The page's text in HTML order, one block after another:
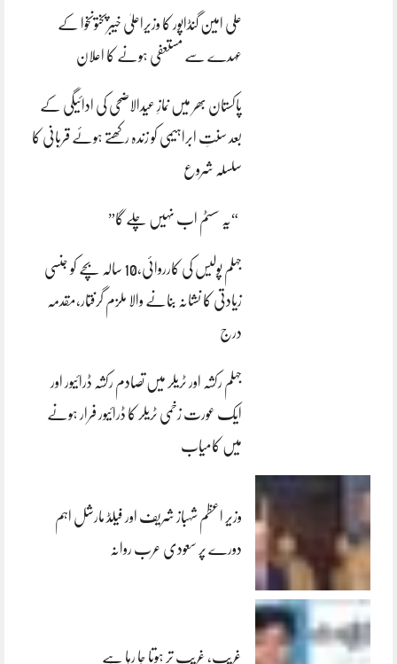
علی امین گنڈاپور کا وزیراعلیٰ خیبرپختونخوا کے
عہدے سے مستعفی ہونے کا اعلان
پاکستان بھر میں نمازِ عیدالاضحی کی ادائیگی کے
بعد سنتِ ابراہیمی کو زندہ رکھتے ہوئے قربانی کا
سلسلہ شروع
“یہ سسٹم اب نہیں چلے گا”
جہلم پولیس کی کارروائی،10 سالہ بچے کو جنسی
زیادتی کا نشانہ بنانے والا ملزم گرفتار،مقدمہ
درج
جہلم رکشہ اور ٹریلر میں تصادم رکشہ ڈرائیور اور
ایک عورت زخمی ٹریلر کا ڈرائیور فرار ہونے
میں کامیاب
وزیر اعظم شہباز شریف اور فیلڈ مارشل اہم
دورے پر سعودی عرب روانہ
غریب، غریب تر ہوتا جا رہا ہے